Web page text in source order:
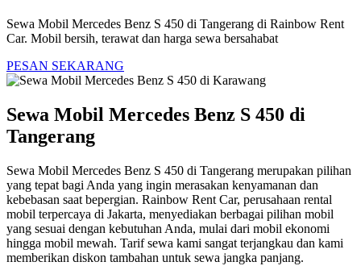
Sewa Mobil Mercedes Benz S 450 di Tangerang di Rainbow Rent
Car. Mobil bersih, terawat dan harga sewa bersahabat
PESAN SEKARANG
Sewa Mobil Mercedes Benz S 450 di
Tangerang
Sewa Mobil Mercedes Benz S 450 di Tangerang merupakan pilihan
yang tepat bagi Anda yang ingin merasakan kenyamanan dan
kebebasan saat bepergian. Rainbow Rent Car, perusahaan rental
mobil terpercaya di Jakarta, menyediakan berbagai pilihan mobil
yang sesuai dengan kebutuhan Anda, mulai dari mobil ekonomi
hingga mobil mewah. Tarif sewa kami sangat terjangkau dan kami
memberikan diskon tambahan untuk sewa jangka panjang.